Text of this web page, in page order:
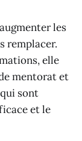
les
remplacer.
elle
mentorat et
sont
et le